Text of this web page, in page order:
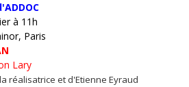
à 11h
Paris
Lary
réalisatrice et d'Etienne Eyraud